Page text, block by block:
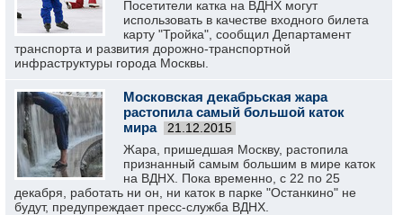
Посетители катка на ВДНХ могут
использовать в качестве входного билета
карту "Тройка", сообщил Департамент
транспорта и развития дорожно-транспортной
инфраструктуры города Москвы.
Московская декабрьская жара
растопила самый большой каток
мира
21.12.2015
Жара, пришедшая Москву, растопила
признанный самым большим в мире каток
на ВДНХ. Пока временно, с 22 по 25
декабря, работать ни он, ни каток в парке "Останкино" не
будут, предупреждает пресс-служба ВДНХ.